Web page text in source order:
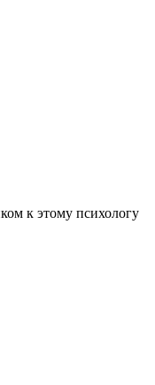
к этому психологу